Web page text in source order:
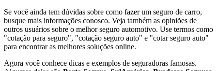
Se você ainda tem dúvidas sobre como fazer um seguro de carro,
busque mais informações conosco. Veja também as opiniões de
outros usuários sobre o melhor seguro automotivo. Use termos como
"cotação para seguro", "cotação seguro auto" e "cotar seguro auto"
para encontrar as melhores soluções online.
Agora você conhece dicas e exemplos de seguradoras famosas.